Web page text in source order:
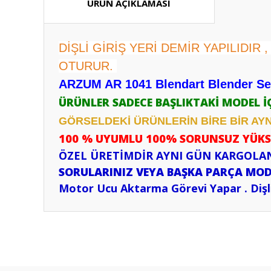
ÜRÜN AÇIKLAMASI
DİŞLİ GİRİŞ YERİ DEMİR YAPILIDIR
OTURUR.
ARZUM AR 1041 Blendart Blender
ÜRÜNLER SADECE BAŞLIKTAKİ MODEL
GÖRSELDEKİ ÜRÜNLERİN BİRE BİR
100 % UYUMLU 100% SORUNSUZ
ÖZEL ÜRETİMDİR AYNI GÜN
SORULARINIZ VEYA BAŞKA PARÇA
Motor Ucu Aktarma Görevi Yapar .